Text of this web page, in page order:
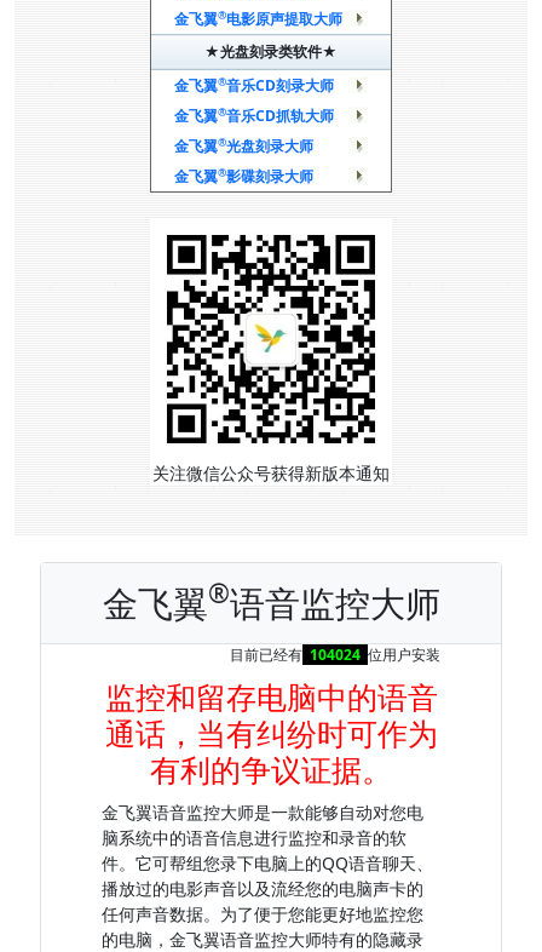
金飞翼®电影原声提取大师
★光盘刻录类软件★
金飞翼®音乐CD刻录大师
金飞翼®音乐CD抓轨大师
金飞翼®光盘刻录大师
金飞翼®影碟刻录大师
关注微信公众号获得新版本通知
金飞翼®语音监控大师
目前已经有104024 位用户安装
监控和留存电脑中的语音
通话，当有纠纷时可作为
有利的争议证据。
金飞翼语音监控大师是一款能够自动对您电
脑系统中的语音信息进行监控和录音的软
件。它可帮组您录下电脑上的QQ语音聊天、
播放过的电影声音以及流经您的电脑声卡的
任何声音数据。为了便于您能更好地监控您
的电脑，金飞翼语音监控大师特有的隐藏录